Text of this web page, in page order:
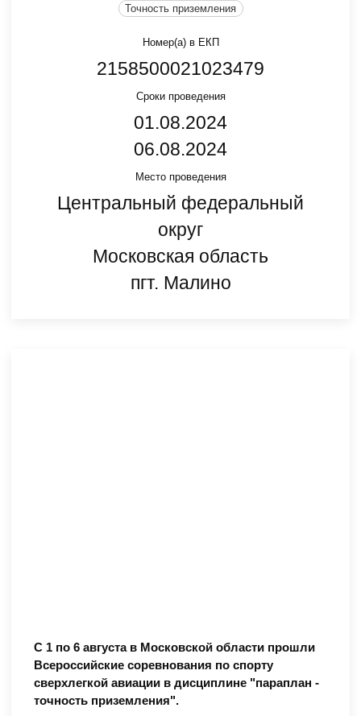
Точность приземления
Номер(а) в ЕКП
2158500021023479
Сроки проведения
01.08.2024
06.08.2024
Место проведения
Центральный федеральный
округ
Московская область
пгт. Малино
С 1 по 6 августа в Московской области прошли
Всероссийские соревнования по спорту
сверхлегкой авиации в дисциплине "параплан -
точность приземления".